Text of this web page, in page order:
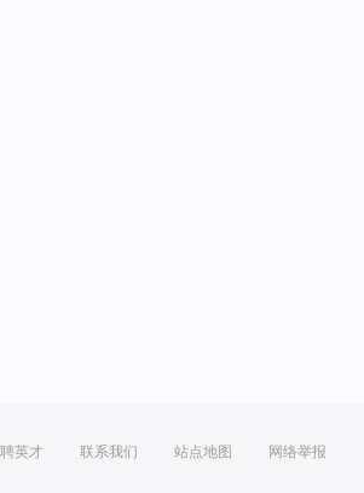
英才 联系我们 站点地图 网络举报